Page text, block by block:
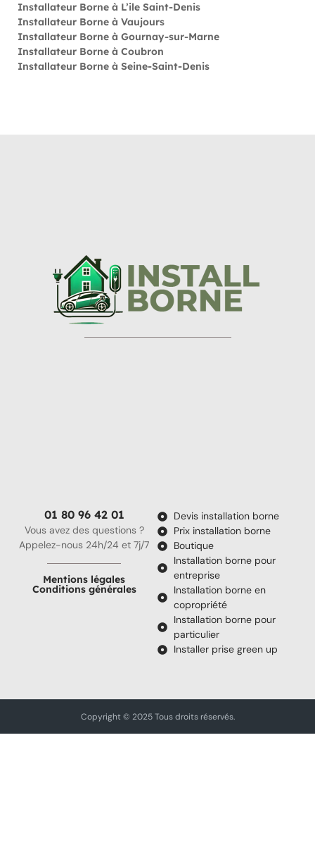
Installateur Borne à L’ile Saint-Denis
Installateur Borne à Vaujours
Installateur Borne à Gournay-sur-Marne
Installateur Borne à Coubron
Installateur Borne à Seine-Saint-Denis
01 80 96 42 01
Vous avez des questions ?
Appelez-nous 24h/24 et 7j/7
Mentions légales
Conditions générales
Devis installation borne
Prix installation borne
Boutique
Installation borne pour
entreprise
Installation borne en
copropriété
Installation borne pour
particulier
Installer prise green up
Copyright © 2025 Tous droits réservés.